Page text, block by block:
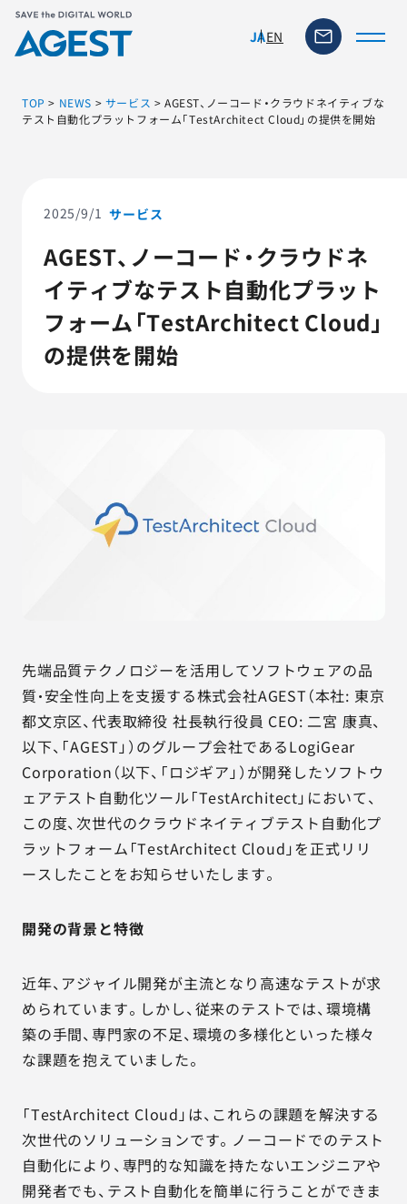
JAEN
ソリューション・サービス
脆弱性リスク管理ツール
TFACT (AIテストツール)
ニュース
サービス詳細資料 見積・お問い合わせ
サービスお問い合わせ専用番号
03-6865-4864
（平日9:30〜18:00）
※その他のご連絡は03-5333-1246
TOP > NEWS > サービス >AGEST、ノーコード・クラウドネイティブな
テスト自動化プラットフォーム「TestArchitect Cloud」の提供を開始
2025/9/1 サービス
AGEST、ノーコード・クラウドネ
イティブなテスト自動化プラット
フォーム「TestArchitect Cloud」
の提供を開始
先端品質テクノロジーを活用してソフトウェアの品
質・安全性向上を支援する株式会社AGEST（本社: 東京
都文京区、代表取締役 社長執行役員 CEO: 二宮 康真、
以下、「AGEST」）のグループ会社であるLogiGear
Corporation（以下、「ロジギア」）が開発したソフトウ
ェアテスト自動化ツール「TestArchitect」において、
この度、次世代のクラウドネイティブテスト自動化プ
ラットフォーム「TestArchitect Cloud」を正式リリ
ースしたことをお知らせいたします。
開発の背景と特徴
近年、アジャイル開発が主流となり高速なテストが求
められています。しかし、従来のテストでは、環境構
築の手間、専門家の不足、環境の多様化といった様々
な課題を抱えていました。
「TestArchitect Cloud」は、これらの課題を解決する
次世代のソリューションです。ノーコードでのテスト
自動化により、専門的な知識を持たないエンジニアや
開発者でも、テスト自動化を簡単に行うことができま